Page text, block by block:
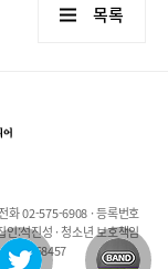
목록
화 02-575-6908 · 등록번호
:석진성 · 청소년 보호책임
86-68457